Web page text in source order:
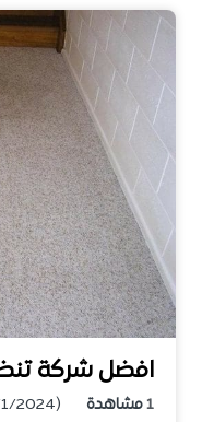
افضل شركة
1مشاهدة
(9/1/2024)